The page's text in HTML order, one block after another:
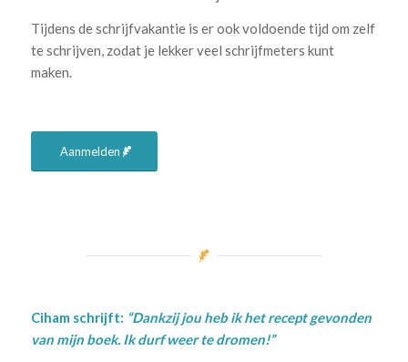
Tijdens de schrijfvakantie is er ook voldoende tijd om zelf
te schrijven, zodat je lekker veel schrijfmeters kunt
maken.
Aanmelden
Ciham schrijft: “Dankzij jou heb ik het recept gevonden
van mijn boek. Ik durf weer te dromen!”